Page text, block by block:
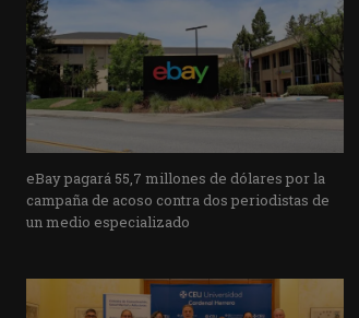
eBay pagará 55,7 millones de dólares por la
campaña de acoso contra dos periodistas de
un medio especializado